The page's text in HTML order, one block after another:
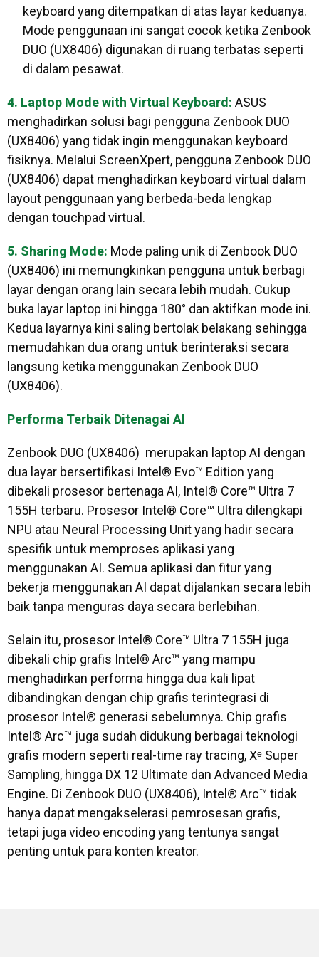
keyboard yang ditempatkan di atas layar keduanya.
Mode penggunaan ini sangat cocok ketika Zenbook
DUO (UX8406) digunakan di ruang terbatas seperti
di dalam pesawat.
4. Laptop Mode with Virtual Keyboard: ASUS
menghadirkan solusi bagi pengguna Zenbook DUO
(UX8406) yang tidak ingin menggunakan keyboard
fisiknya. Melalui ScreenXpert, pengguna Zenbook DUO
(UX8406) dapat menghadirkan keyboard virtual dalam
layout penggunaan yang berbeda-beda lengkap
dengan touchpad virtual.
5. Sharing Mode: Mode paling unik di Zenbook DUO
(UX8406) ini memungkinkan pengguna untuk berbagi
layar dengan orang lain secara lebih mudah. Cukup
buka layar laptop ini hingga 180° dan aktifkan mode ini.
Kedua layarnya kini saling bertolak belakang sehingga
memudahkan dua orang untuk berinteraksi secara
langsung ketika menggunakan Zenbook DUO
(UX8406).
Performa Terbaik Ditenagai AI
Zenbook DUO (UX8406) merupakan laptop AI dengan
dua layar bersertifikasi Intel® Evo™ Edition yang
dibekali prosesor bertenaga AI, Intel® Core™ Ultra 7
155H terbaru. Prosesor Intel® Core™ Ultra dilengkapi
NPU atau Neural Processing Unit yang hadir secara
spesifik untuk memproses aplikasi yang
menggunakan AI. Semua aplikasi dan fitur yang
bekerja menggunakan AI dapat dijalankan secara lebih
baik tanpa menguras daya secara berlebihan.
Selain itu, prosesor Intel® Core™ Ultra 7 155H juga
dibekali chip grafis Intel® Arc™ yang mampu
menghadirkan performa hingga dua kali lipat
dibandingkan dengan chip grafis terintegrasi di
prosesor Intel® generasi sebelumnya. Chip grafis
Intel® Arc™ juga sudah didukung berbagai teknologi
grafis modern seperti real-time ray tracing, Xᵉ Super
Sampling, hingga DX 12 Ultimate dan Advanced Media
Engine. Di Zenbook DUO (UX8406), Intel® Arc™ tidak
hanya dapat mengakselerasi pemrosesan grafis,
tetapi juga video encoding yang tentunya sangat
penting untuk para konten kreator.